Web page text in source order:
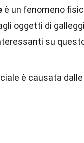
è un fenomeno
oggetti di
su
è causata